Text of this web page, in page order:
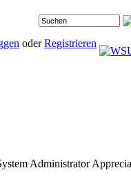
oderRegistrieren
Administrator